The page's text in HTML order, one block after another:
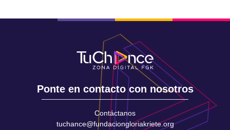
Ponte en contacto con nosotros
Contáctanos
tuchance@fundaciongloriakriete.org